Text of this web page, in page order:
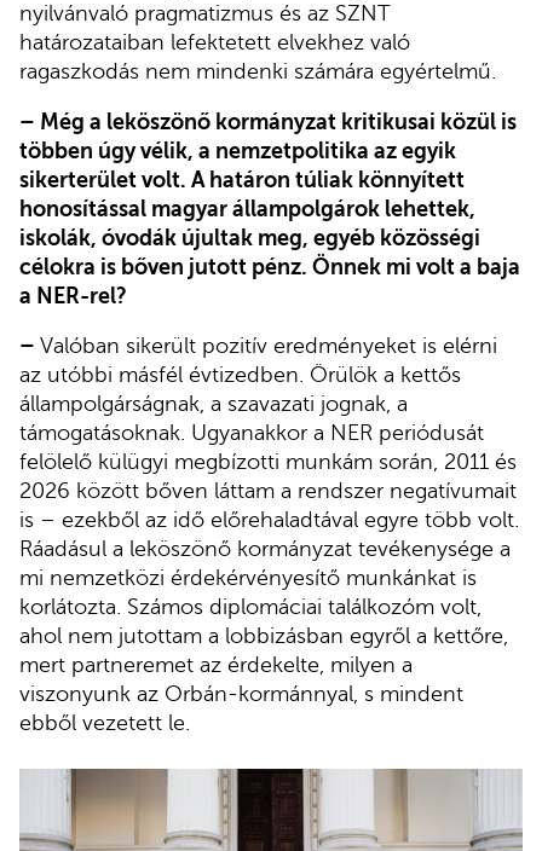
nyilvánvaló pragmatizmus és az SZNT
határozataiban lefektetett elvekhez való
ragaszkodás nem mindenki számára egyértelmű.
– Még a leköszönő kormányzat kritikusai közül is
többen úgy vélik, a nemzetpolitika az egyik
sikerterület volt. A határon túliak könnyített
honosítással magyar állampolgárok lehettek,
iskolák, óvodák újultak meg, egyéb közösségi
célokra is bőven jutott pénz. Önnek mi volt a baja
a NER-rel?
– Valóban sikerült pozitív eredményeket is elérni
az utóbbi másfél évtizedben. Örülök a kettős
állampolgárságnak, a szavazati jognak, a
támogatásoknak. Ugyanakkor a NER periódusát
felölelő külügyi megbízotti munkám során, 2011 és
2026 között bőven láttam a rendszer negatívumait
is – ezekből az idő előrehaladtával egyre több volt.
Ráadásul a leköszönő kormányzat tevékenysége a
mi nemzetközi érdekérvényesítő munkánkat is
korlátozta. Számos diplomáciai találkozóm volt,
ahol nem jutottam a lobbizásban egyről a kettőre,
mert partneremet az érdekelte, milyen a
viszonyunk az Orbán-kormánnyal, s mindent
ebből vezetett le.